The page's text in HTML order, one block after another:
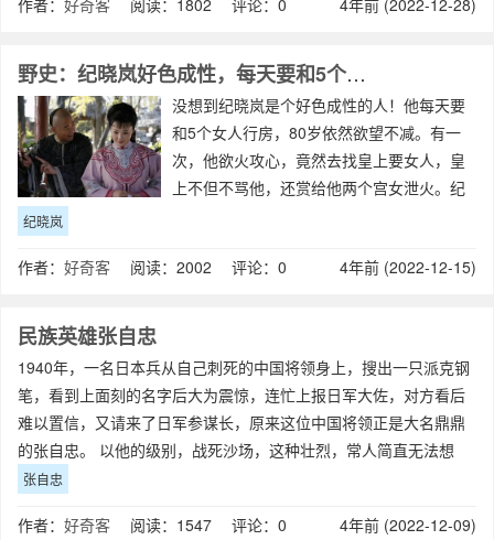
作者： 好奇客 阅读：1802 评论：0 4年前 (2022-12-28)
野史：纪晓岚好色成性，每天要和5个女人行房
没想到纪晓岚是个好色成性的人！他每天要
和5个女人行房，80岁依然欲望不减。有一
次，他欲火攻心，竟然去找皇上要女人，皇
上不但不骂他，还赏给他两个宫女泄火。纪
就走上了仕途。不过，乾隆是个颜控
纪晓岚
作者： 好奇客 阅读：2002 评论：0 4年前 (2022-12-15)
民族英雄张自忠
1940年，一名日本兵从自己刺死的中国将领身上，搜出一只派克钢
笔，看到上面刻的名字后大为震惊，连忙上报日军大佐，对方看后
难以置信，又请来了日军参谋长，原来这位中国将领正是大名鼎鼎
的张自忠。 以他的级别，战死沙场，这种壮烈，常人简直无法想
像，
张自忠
作者： 好奇客 阅读：1547 评论：0 4年前 (2022-12-09)